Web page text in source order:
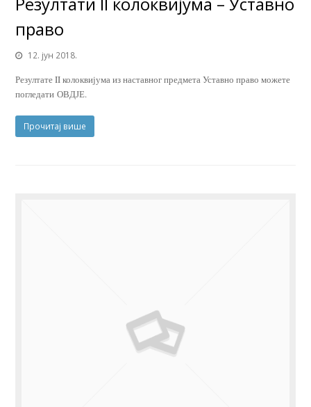
право
12. јун 2018.
Резултате II колоквијума из наставног предмета Уставно право можете
погледати ОВДЈЕ.
Прочитај више